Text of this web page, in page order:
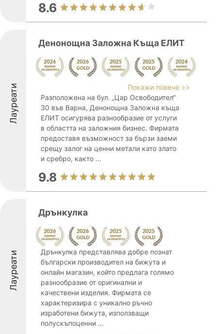
8.6
Лауреати
Денонощна Заложна Къща ЕЛИТ
Покажи повече >>
Разположена на бул. „Цар Освободител“
30 във Варна, Денонощна Заложна къща
ЕЛИТ осигурява разнообразие от услуги
в областта на заложния бизнес. Фирмата
предоставя възможност за бързи заеми
срещу залог на ценни метали като злато
и сребро, както ...
9.8
Лауреати
Дрънкулка
Дрънкулка представлява добре познат
български производител на бижута и
онлайн магазин, който предлага голямо
разнообразие от оригинални и
качествени изделия. Фирмата се
характеризира с уникално ръчно
изработени бижута, използващи
полускъпоценни ...